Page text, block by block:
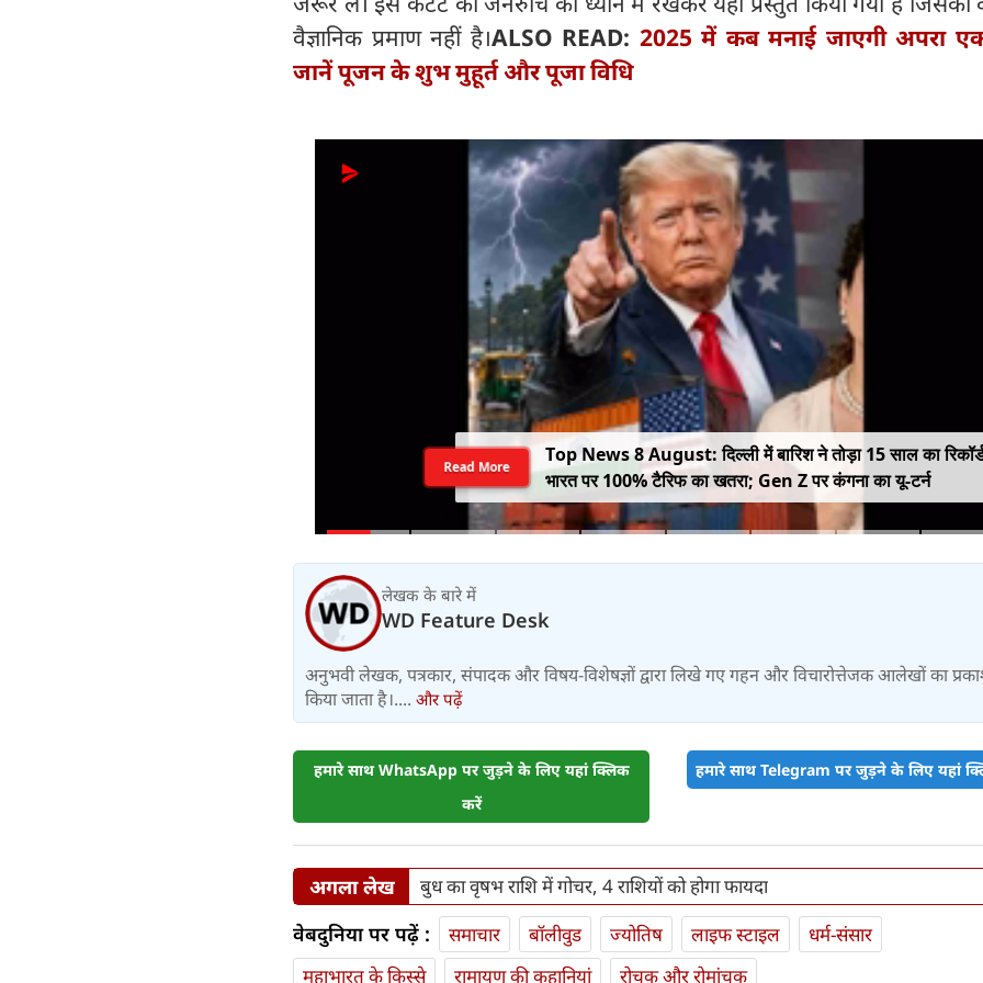
वैज्ञानिक प्रमाण नहीं है।ALSO READ: 2025 में कब मनाई जाएगी अपरा
जानें पूजन के शुभ मुहूर्त और पूजा विधि
Top News 8 August: दिल्ली में बारिश ने तोड़ा 15 साल का
भारत पर 100% टैरिफ का खतरा; Gen Z पर कंगना का यू-टर्न
Read More
लेखक के बारे में
WD Feature Desk
अनुभवी लेखक, पत्रकार, संपादक और विषय-विशेषज्ञों द्वारा लिखे गए गहन और विचारोत्तेजक आलेखों का
किया जाता है।.... और पढ़ें
हमारे साथ WhatsApp पर जुड़ने के लिए यहां क्लिक
करें
हमारे साथ Telegram पर जुड़ने के लिए यहां
अगला लेख बुध का वृषभ राशि में गोचर, 4 राशियों को होगा फायदा
वेबदुनिया पर पढ़ें : समाचार बॉलीवुड ज्योतिष लाइफ स्‍टाइल
धर्म-संसार
महाभारत के किस्से
रामायण की कहानियां रोचक और रोमांचक